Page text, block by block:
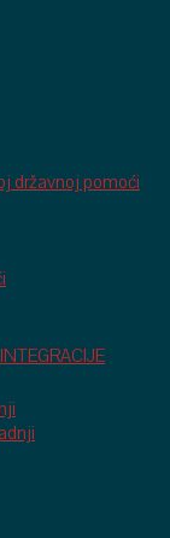
državnoj pomoći